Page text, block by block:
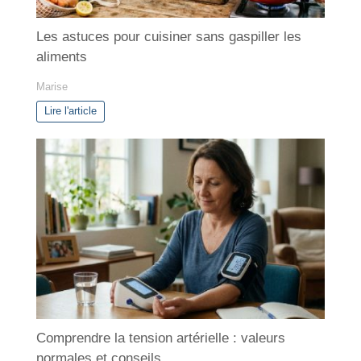
Les astuces pour cuisiner sans gaspiller les
aliments
Marise
Lire l'article
Comprendre la tension artérielle : valeurs